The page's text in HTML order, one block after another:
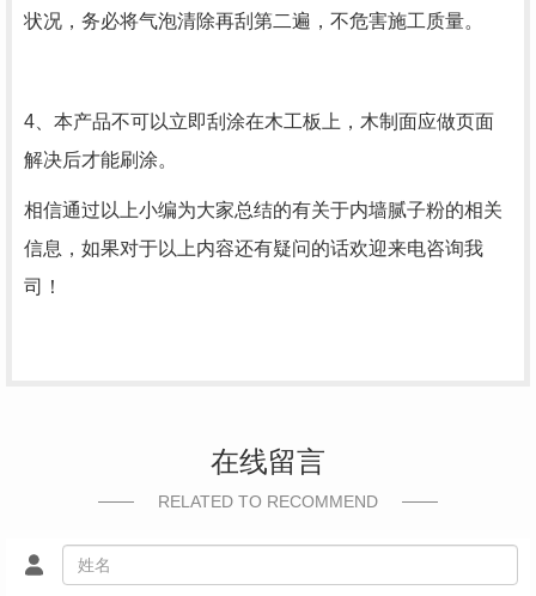
状况，务必将气泡清除再刮第二遍，不危害施工质量。
4、本产品不可以立即刮涂在木工板上，木制面应做页面
解决后才能刷涂。
相信通过以上小编为大家总结的有关于内墙腻子粉的相关
信息，如果对于以上内容还有疑问的话欢迎来电咨询我
司！
在线留言
RELATED TO RECOMMEND